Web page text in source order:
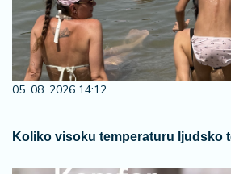
05. 08. 2026 14:12
Koliko visoku temperaturu ljudsko